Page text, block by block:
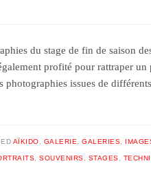
du stage de fin de saison
profité pour rattraper un
photographies issues de
AÏKIDO GALERIE ,GALERIES
,SOUVENIRS STAGES